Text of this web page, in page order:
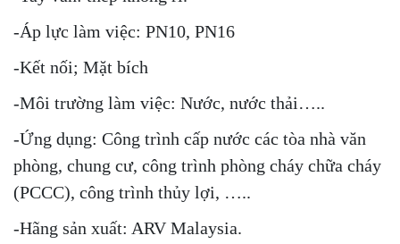
-Áp lực làm việc: PN10, PN16
-Kết nối; Mặt bích
-Môi trường làm việc: Nước, nước thải…..
-Ứng dụng: Công trình cấp nước các tòa nhà văn
phòng, chung cư, công trình phòng cháy chữa cháy
(PCCC), công trình thủy lợi, …..
-Hãng sản xuất: ARV Malaysia.